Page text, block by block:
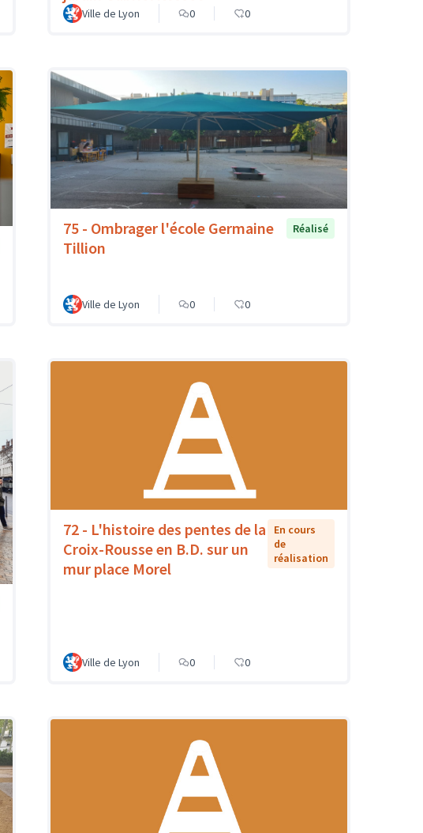
Ville de Lyon 0 0
75 - Ombrager l'école Germaine
Tillion
Réalisé
Ville de Lyon 0 0
72 - L'histoire des pentes de la
Croix-Rousse en B.D. sur un
mur place Morel
En cours
de
réalisation
Ville de Lyon 0 0